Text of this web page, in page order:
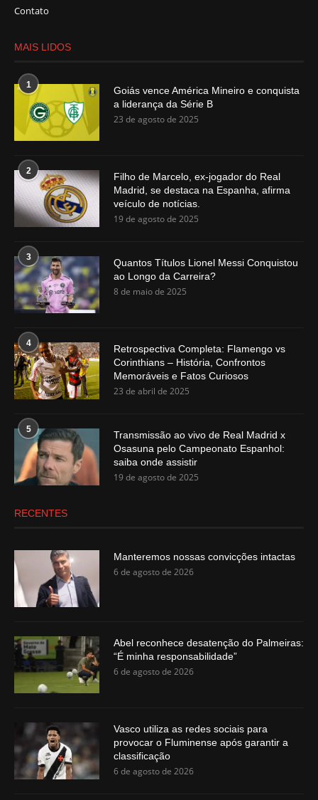
Contato
MAIS LIDOS
1
Goiás vence América Mineiro e conquista
a liderança da Série B
23 de agosto de 2025
2
Filho de Marcelo, ex-jogador do Real
Madrid, se destaca na Espanha, afirma
veículo de notícias.
19 de agosto de 2025
3
Quantos Títulos Lionel Messi Conquistou
ao Longo da Carreira?
8 de maio de 2025
4
Retrospectiva Completa: Flamengo vs
Corinthians – História, Confrontos
Memoráveis e Fatos Curiosos
23 de abril de 2025
5
Transmissão ao vivo de Real Madrid x
Osasuna pelo Campeonato Espanhol:
saiba onde assistir
19 de agosto de 2025
RECENTES
Manteremos nossas convicções intactas
6 de agosto de 2026
Abel reconhece desatenção do Palmeiras:
“É minha responsabilidade”
6 de agosto de 2026
Vasco utiliza as redes sociais para
provocar o Fluminense após garantir a
classificação
6 de agosto de 2026